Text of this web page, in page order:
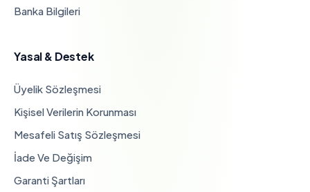
Banka Bilgileri
Yasal & Destek
Üyelik Sözleşmesi
Kişisel Verilerin Korunması
Mesafeli Satış Sözleşmesi
İade Ve Değişim
Garanti Şartları